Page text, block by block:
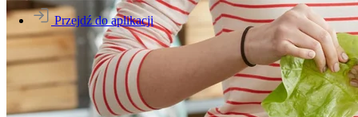
Przejdź do aplikacji